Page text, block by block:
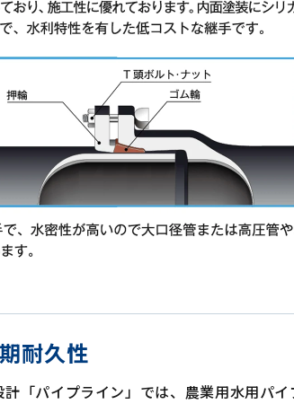
耐久性
「パイプライン」では、農業用水用パイ